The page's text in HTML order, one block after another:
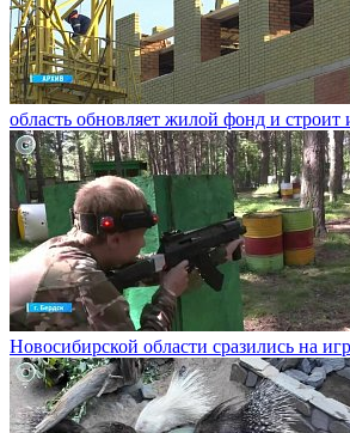
область обновляет жилой фонд и строит
Новосибирской области сразились на